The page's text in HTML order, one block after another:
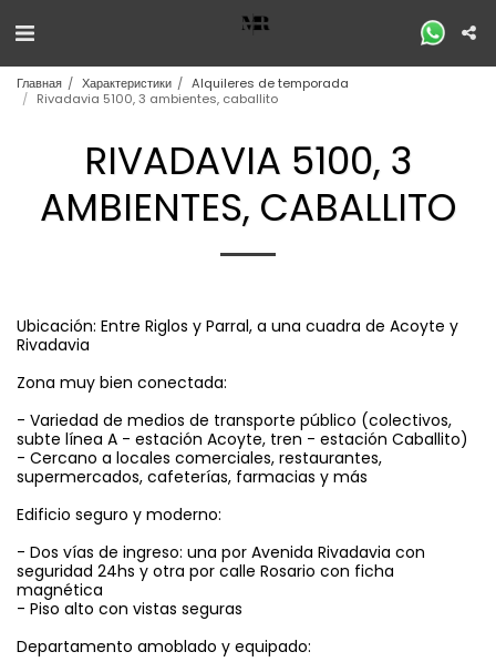
Главная Характеристики
Alquileres de temporada
Rivadavia 5100, 3 ambientes, caballito
RIVADAVIA 5100, 3
AMBIENTES, CABALLITO
Ubicación: Entre Riglos y Parral, a una cuadra de Acoyte y
Rivadavia
Zona muy bien conectada:
- Variedad de medios de transporte público (colectivos,
subte línea A - estación Acoyte, tren - estación Caballito)
- Cercano a locales comerciales, restaurantes,
supermercados, cafeterías, farmacias y más
Edificio seguro y moderno:
- Dos vías de ingreso: una por Avenida Rivadavia con
seguridad 24hs y otra por calle Rosario con ficha
magnética
- Piso alto con vistas seguras
Departamento amoblado y equipado: